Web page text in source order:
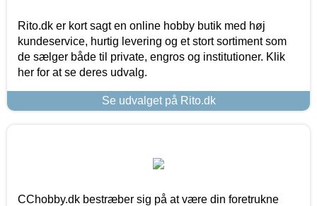
Rito.dk er kort sagt en online hobby butik med høj
kundeservice, hurtig levering og et stort sortiment som
de sælger både til private, engros og institutioner. Klik
her for at se deres udvalg.
Se udvalget på Rito.dk
CChobby.dk bestræber sig på at være din foretrukne